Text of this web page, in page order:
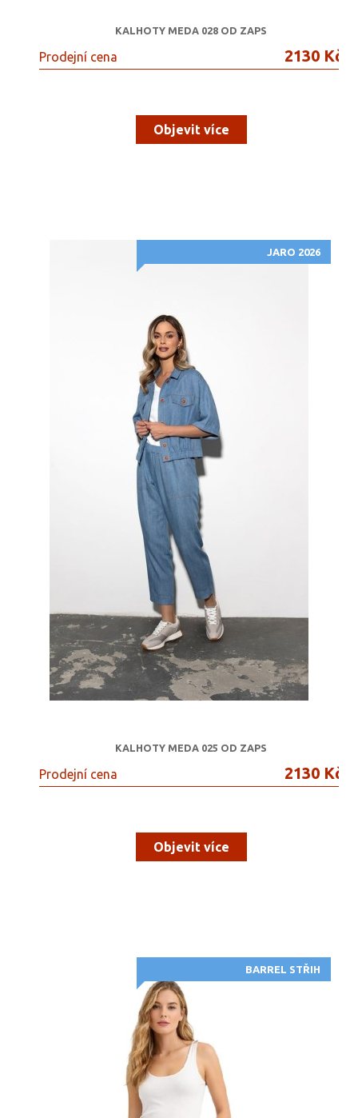
KALHOTY MEDA 028 OD ZAPS
Prodejní cena 2130 Kč
Objevit více
JARO 2026
KALHOTY MEDA 025 OD ZAPS
Prodejní cena 2130 Kč
Objevit více
BARREL STŘIH